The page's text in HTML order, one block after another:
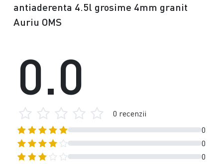
antiaderenta 4.5l grosime 4mm granit
Auriu OMS
0
0
0
0.0
0 recenzii